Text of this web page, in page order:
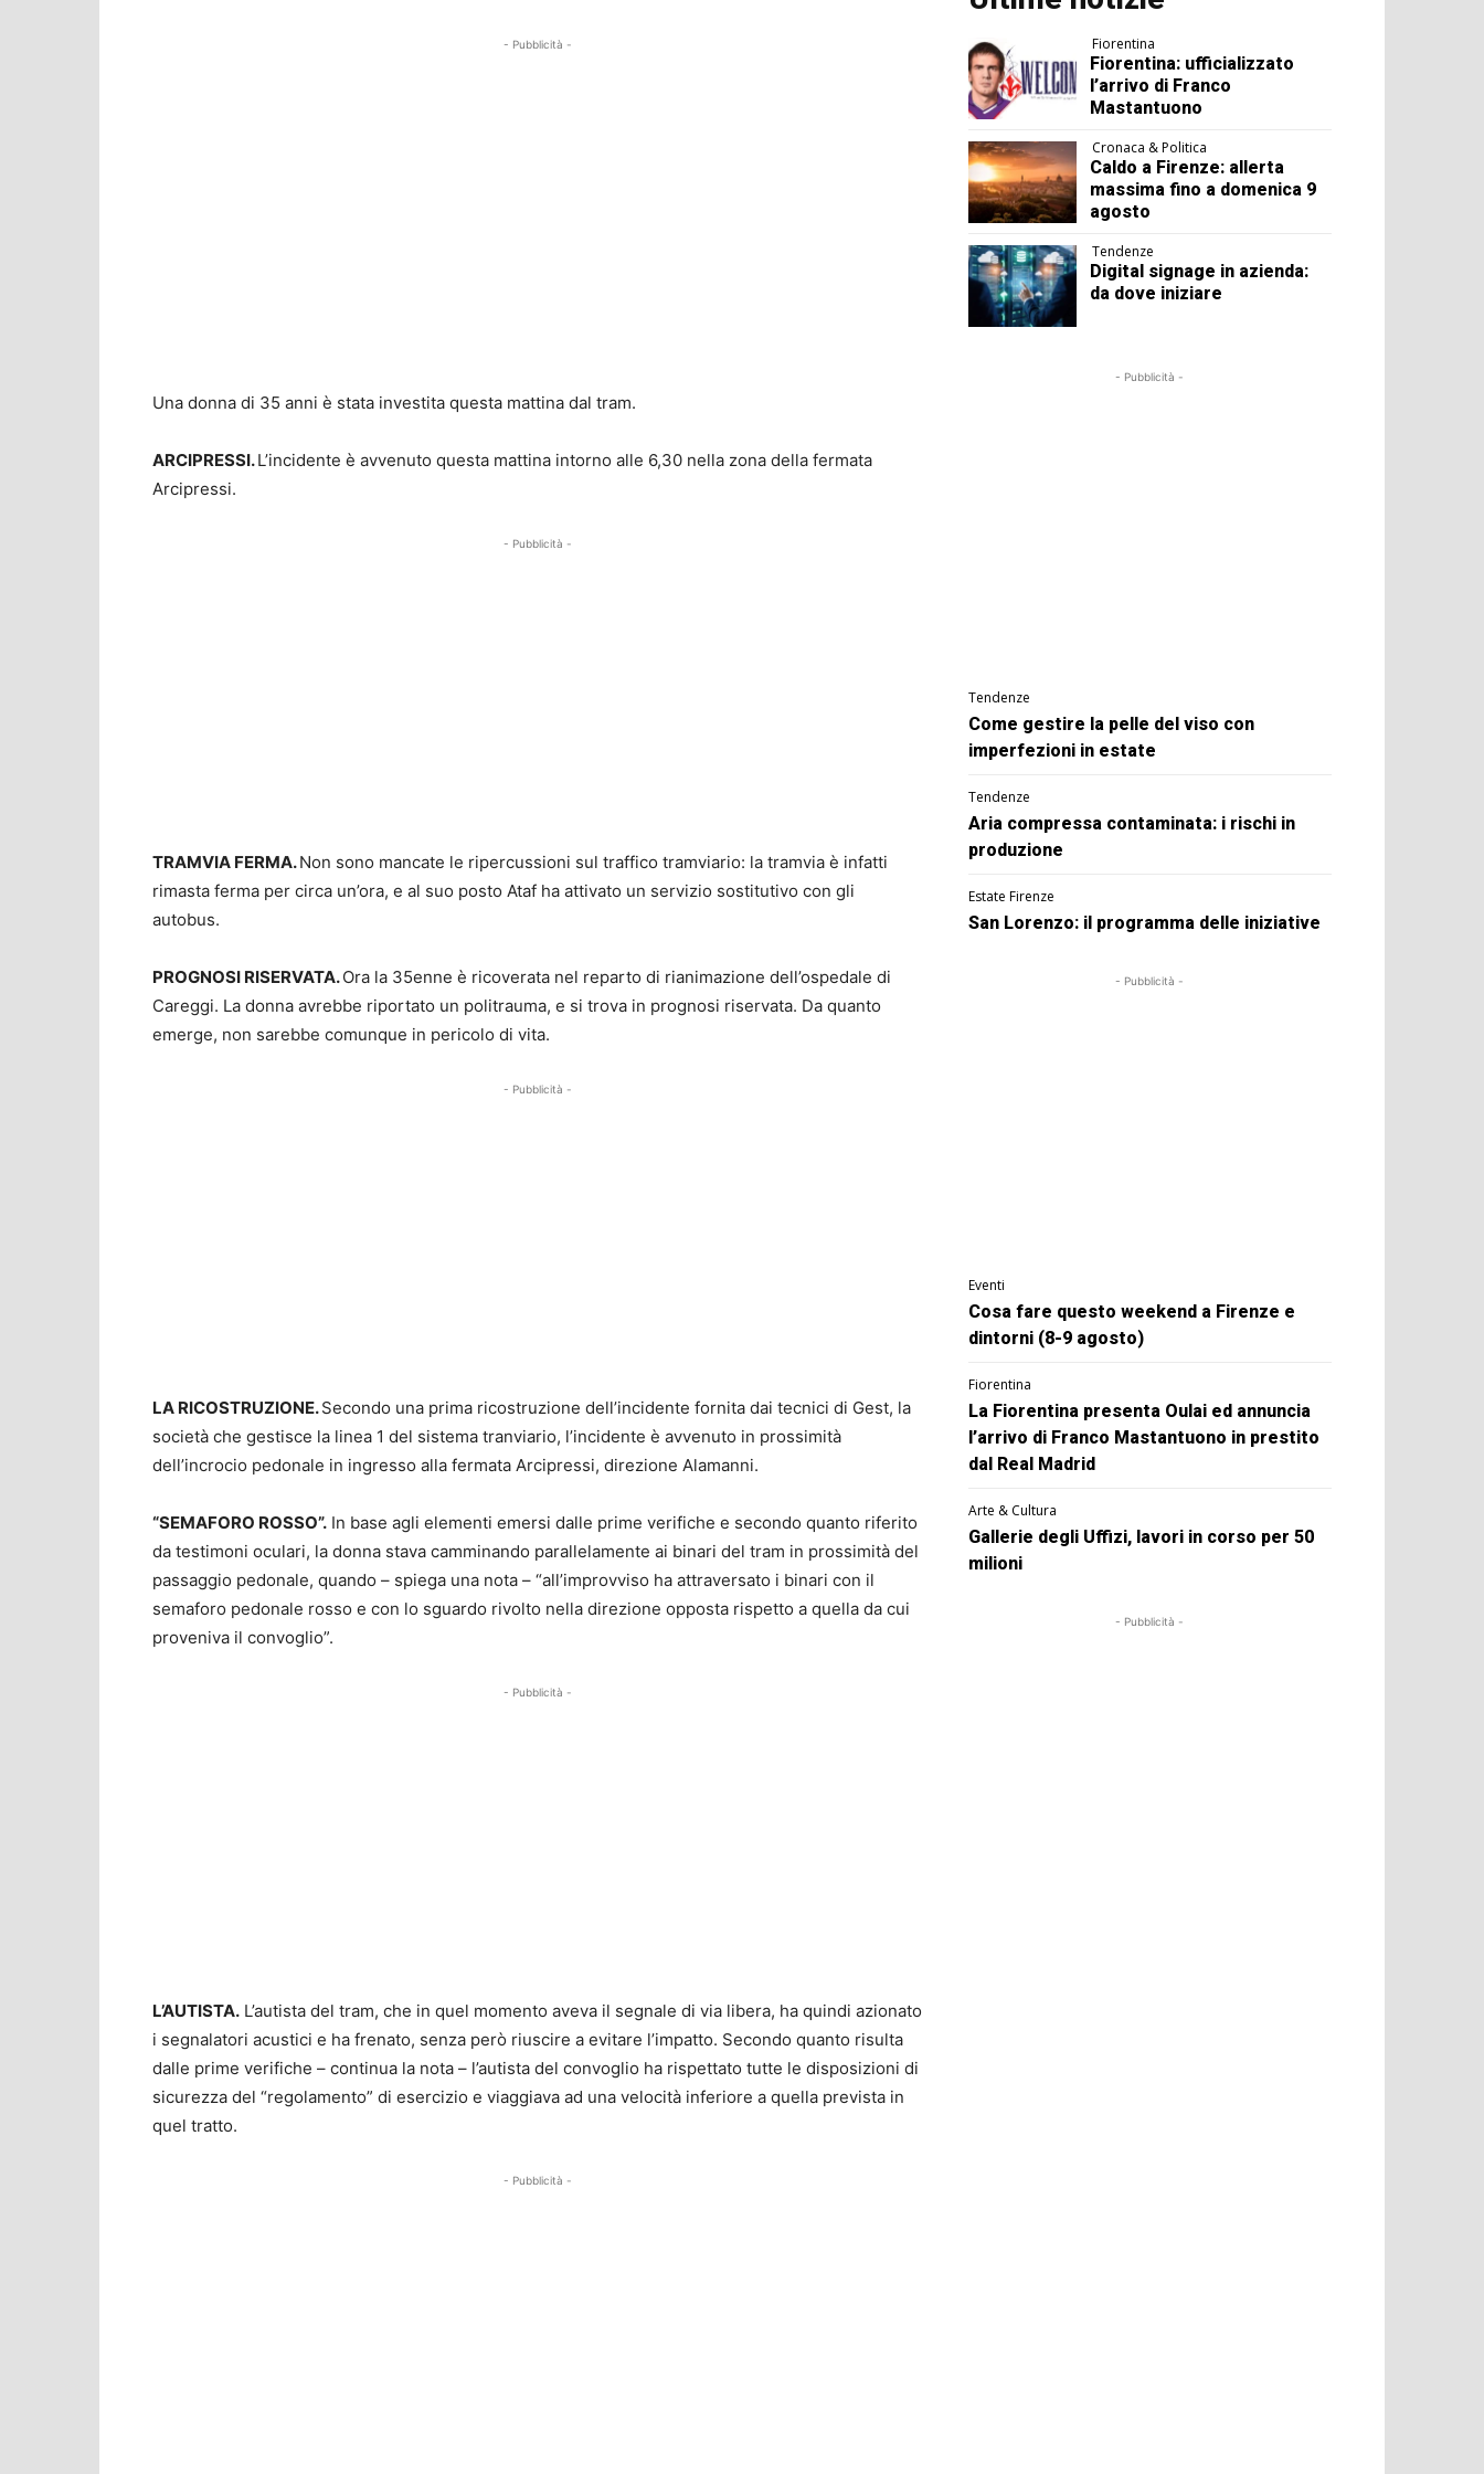
- Pubblicità -
Una donna di 35 anni è stata investita questa mattina dal tram.
ARCIPRESSI.L’incidente è avvenuto questa mattina intorno alle 6,30 nella zona della fermata
Arcipressi.
- Pubblicità -
TRAMVIA FERMA.Non sono mancate le ripercussioni sul traffico tramviario: la tramvia è infatti
rimasta ferma per circa un’ora, e al suo posto Ataf ha attivato un servizio sostitutivo con gli
autobus.
PROGNOSI RISERVATA.Ora la 35enne è ricoverata nel reparto di rianimazione dell’ospedale di
Careggi. La donna avrebbe riportato un politrauma, e si trova in prognosi riservata. Da quanto
emerge, non sarebbe comunque in pericolo di vita.
- Pubblicità -
LA RICOSTRUZIONE.Secondo una prima ricostruzione dell’incidente fornita dai tecnici di Gest, la
società che gestisce la linea 1 del sistema tranviario, l’incidente è avvenuto in prossimità
dell’incrocio pedonale in ingresso alla fermata Arcipressi, direzione Alamanni.
“SEMAFORO ROSSO”. In base agli elementi emersi dalle prime verifiche e secondo quanto riferito
da testimoni oculari, la donna stava camminando parallelamente ai binari del tram in prossimità del
passaggio pedonale, quando – spiega una nota – “all’improvviso ha attraversato i binari con il
semaforo pedonale rosso e con lo sguardo rivolto nella direzione opposta rispetto a quella da cui
proveniva il convoglio”.
- Pubblicità -
L’AUTISTA. L’autista del tram, che in quel momento aveva il segnale di via libera, ha quindi azionato
i segnalatori acustici e ha frenato, senza però riuscire a evitare l’impatto. Secondo quanto risulta
dalle prime verifiche – continua la nota – l’autista del convoglio ha rispettato tutte le disposizioni di
sicurezza del “regolamento” di esercizio e viaggiava ad una velocità inferiore a quella prevista in
quel tratto.
- Pubblicità -
Fiorentina
Fiorentina: ufficializzato
l’arrivo di Franco
Mastantuono
Cronaca & Politica
Caldo a Firenze: allerta
massima fino a domenica 9
agosto
Tendenze
Digital signage in azienda:
da dove iniziare
- Pubblicità -
Tendenze
Come gestire la pelle del viso con
imperfezioni in estate
Tendenze
Aria compressa contaminata: i rischi in
produzione
Estate Firenze
San Lorenzo: il programma delle iniziative
- Pubblicità -
Eventi
Cosa fare questo weekend a Firenze e
dintorni (8-9 agosto)
Fiorentina
La Fiorentina presenta Oulai ed annuncia
l’arrivo di Franco Mastantuono in prestito
dal Real Madrid
Arte & Cultura
Gallerie degli Uffizi, lavori in corso per 50
milioni
- Pubblicità -